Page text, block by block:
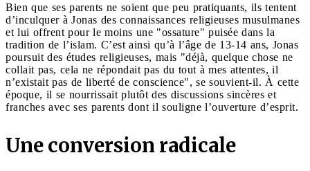
Bien que ses parents ne soient que peu pratiquants, ils tentent
d’inculquer à Jonas des connaissances religieuses musulmanes
et lui offrent pour le moins une "ossature" puisée dans la
tradition de l’islam. C’est ainsi qu’à l’âge de 13-14 ans, Jonas
poursuit des études religieuses, mais "déjà, quelque chose ne
collait pas, cela ne répondait pas du tout à mes attentes, il
n’existait pas de liberté de conscience", se souvient-il. À cette
époque, il se nourrissait plutôt des discussions sincères et
franches avec ses parents dont il souligne l’ouverture d’esprit.
Une conversion radicale